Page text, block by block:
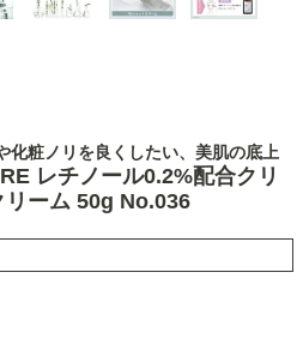
化粧ノリを良くしたい、美肌の底上
レチノール0.2%配合クリ
ーム 50g No.036